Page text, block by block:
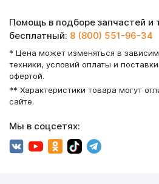
Помощь в подборе запчастей и
бесплатный: 8 (800) 551-96-34
* Цена может изменяться в
техники, условий оплаты и
офертой.
** Характеристики товара могут
сайте.
Мы в соцсетях: